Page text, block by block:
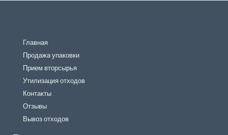
Главная
Продажа упаковки
Прием вторсырья
Утилизация отходов
Контакты
Отзывы
Вывоз отходов